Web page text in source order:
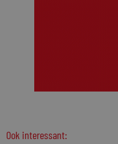
Ook interessant: